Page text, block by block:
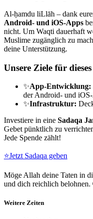
Al-ḥamdu liLlāh – dank
Android- und iOS-Apps
nicht. Um Waqti dauerhaft
Muslime zugänglich zu
deine Unterstützung.
Unsere Ziele für
✨App-Entwicklung:
der Android- und
✨Infrastruktur:
Investiere in eine Sadaqa
Gebet pünktlich zu
Jede Spende zählt!
⭐Jetzt Sadaqa geben
Möge Allah deine Taten in
und dich reichlich belohnen.
Weitere Zeiten